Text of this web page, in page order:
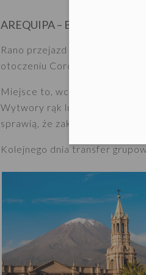
AREQUIPA – BIAŁE MIASTO
Rano przejazd z prywatnym
otoczeniu Cordillera Volcanica.
Miejsce to, wciąż
Wytwory rąk ludzkich –
sprawią, że zakochacie się w
Kolejnego dnia transfer